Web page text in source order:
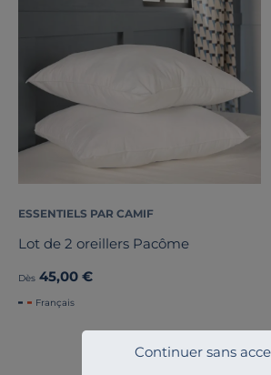
Continuer sans
ESSENTIELS PAR CAMIF
Lot de 2 oreillers Pacôme
Dès 45,00 €
Français